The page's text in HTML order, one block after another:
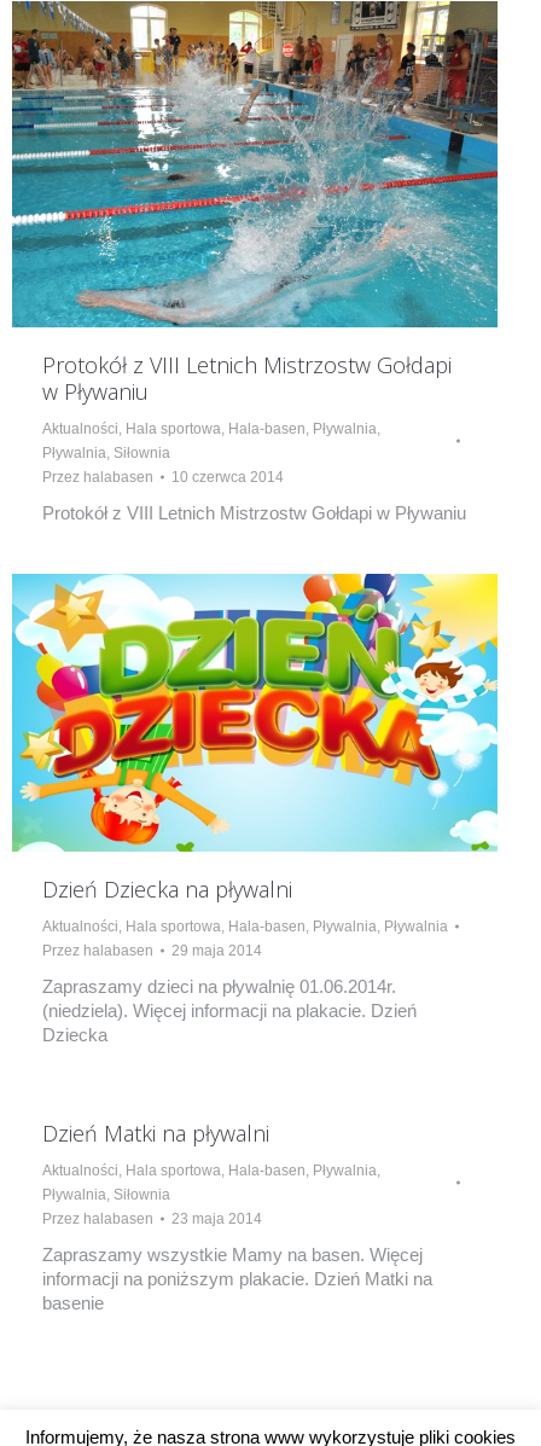
Protokół z VIII Letnich Mistrzostw Gołdapi
w Pływaniu
Aktualności, Hala sportowa, Hala-basen, Pływalnia,
Pływalnia, Siłownia
Przez halabasen 10 czerwca 2014
Protokół z VIII Letnich Mistrzostw Gołdapi w Pływaniu
Dzień Dziecka na pływalni
Aktualności Hala sportowa Hala-basen Pływalnia Pływalnia
Przez halabasen 29 maja 2014
Zapraszamy dzieci na pływalnię 01.06.2014r.
(niedziela). Więcej informacji na plakacie. Dzień
Dziecka
Dzień Matki na pływalni
Aktualności, Hala sportowa, Hala-basen, Pływalnia,
Pływalnia, Siłownia
Przez halabasen 23 maja 2014
Zapraszamy wszystkie Mamy na basen. Więcej
informacji na poniższym plakacie. Dzień Matki na
basenie
Informujemy, że nasza strona www wykorzystuje pliki cookies